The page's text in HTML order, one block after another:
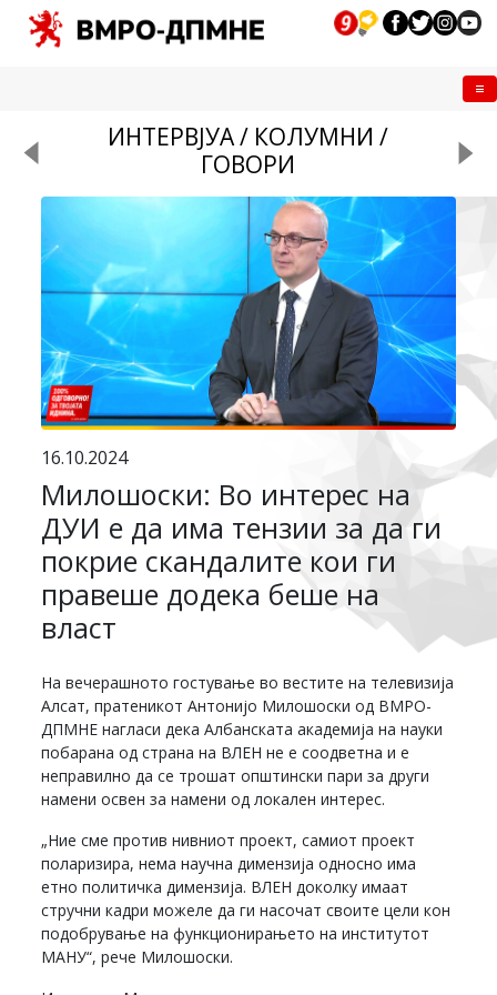
ИНТЕРВЈУА / КОЛУМНИ /
ГОВОРИ
16.10.2024
Милошоски: Во интерес на
ДУИ е да има тензии за да ги
покрие скандалите кои ги
правеше додека беше на
власт
На вечерашното гостување во вестите на телевизија
Алсат, пратеникот Антонијо Милошоски од ВМРО-
ДПМНЕ нагласи дека Албанската академија на науки
побарана од страна на ВЛЕН не е соодветна и е
неправилно да се трошат општински пари за други
намени освен за намени од локален интерес.
„Ние сме против нивниот проект, самиот проект
поларизира, нема научна димензија односно има
етно политичка димензија. ВЛЕН доколку имаат
стручни кадри можеле да ги насочат своите цели кон
подобрување на функционирањето на институтот
МАНУ“, рече Милошоски.